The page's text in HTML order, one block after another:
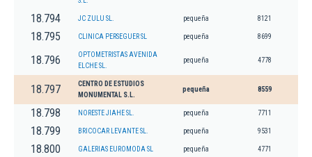
18.794 JC ZULU SL. pequeña 8121
18.795 CLINICA PERSEGUER SL pequeña 8699
18.796
OPTOMETRISTAS AVENIDA
ELCHE SL.
pequeña 4778
18.797
CENTRO DE ESTUDIOS
MONUMENTAL S.L.
pequeña 8559
18.798 NORESTE JIAHE SL. pequeña 7711
18.799 BRICOCAR LEVANTE SL. pequeña 9531
18.800 GALERIAS EUROMODA SL pequeña 4771